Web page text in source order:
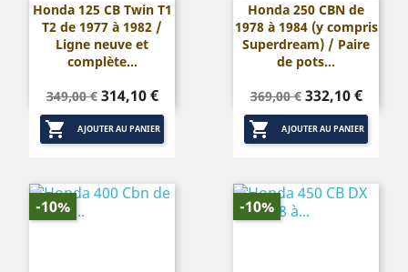
Honda 125 CB Twin T1
T2 de 1977 à 1982 /
Ligne neuve et
complète...
Prix
de
base
349,00 € Prix
314,10 €
 AJOUTER AU PANIER
Honda 250 CBN de
1978 à 1984 (y compris
Superdream) / Paire
de pots...
Prix
de
base
369,00 € Prix
332,10 €
 AJOUTER AU PANIER
-10% -10%